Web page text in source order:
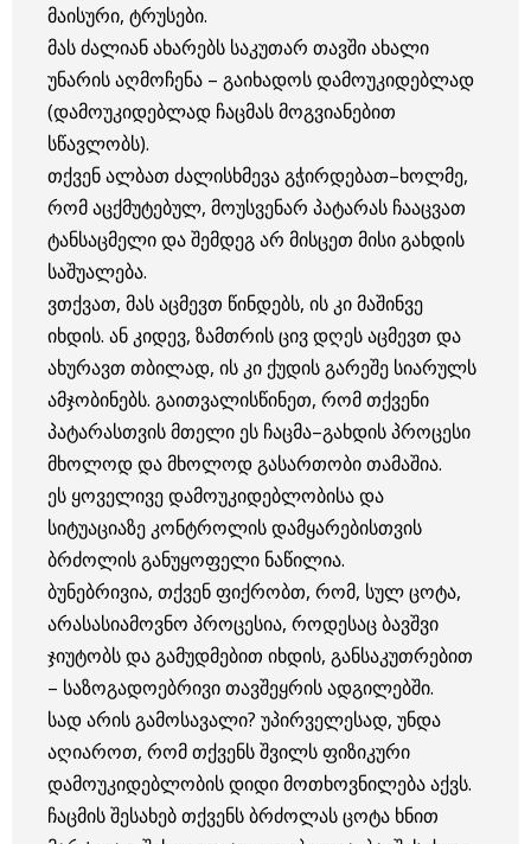
მაისური, ტრუსები.
მას ძალიან ახარებს საკუთარ თავში ახალი
უნარის აღმოჩენა – გაიხადოს დამოუკიდებლად
(დამოუკიდებლად ჩაცმას მოგვიანებით
სწავლობს).
თქვენ ალბათ ძალისხმევა გჭირდებათ–ხოლმე,
რომ აცქმუტებულ, მოუსვენარ პატარას ჩააცვათ
ტანსაცმელი და შემდეგ არ მისცეთ მისი გახდის
საშუალება.
ვთქვათ, მას აცმევთ წინდებს, ის კი მაშინვე
იხდის. ან კიდევ, ზამთრის ცივ დღეს აცმევთ და
ახურავთ თბილად, ის კი ქუდის გარეშე სიარულს
ამჯობინებს. გაითვალისწინეთ, რომ თქვენი
პატარასთვის მთელი ეს ჩაცმა–გახდის პროცესი
მხოლოდ და მხოლოდ გასართობი თამაშია.
ეს ყოველივე დამოუკიდებლობისა და
სიტუაციაზე კონტროლის დამყარებისთვის
ბრძოლის განუყოფელი ნაწილია.
ბუნებრივია, თქვენ ფიქრობთ, რომ, სულ ცოტა,
არასასიამოვნო პროცესია, როდესაც ბავშვი
ჯიუტობს და გამუდმებით იხდის, განსაკუთრებით
– საზოგადოებრივი თავშეყრის ადგილებში.
სად არის გამოსავალი? უპირველესად, უნდა
აღიაროთ, რომ თქვენს შვილს ფიზიკური
დამოუკიდებლობის დიდი მოთხოვნილება აქვს.
ჩაცმის შესახებ თქვენს ბრძოლას ცოტა ხნით